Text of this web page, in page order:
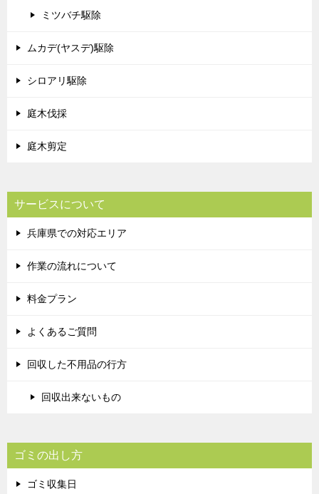
ミツバチ駆除
ムカデ(ヤスデ)駆除
シロアリ駆除
庭木伐採
庭木剪定
サービスについて
兵庫県での対応エリア
作業の流れについて
料金プラン
よくあるご質問
回収した不用品の行方
回収出来ないもの
ゴミの出し方
ゴミ収集日